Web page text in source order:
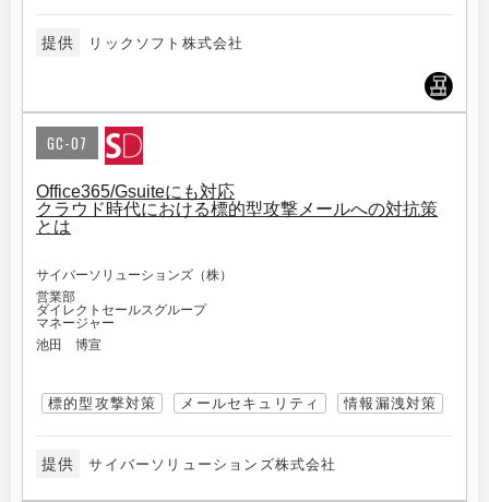
提供 リックソフト株式会社
GC-07
Office365/Gsuiteにも対応
クラウド時代における標的型攻撃メールへの対抗策
とは
サイバーソリューションズ（株）
営業部
ダイレクトセールスグループ
マネージャー
池田 博宣
標的型攻撃対策 メールセキュリティ 情報漏洩対策
提供 サイバーソリューションズ株式会社